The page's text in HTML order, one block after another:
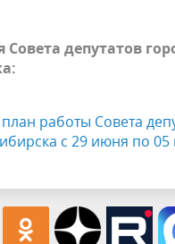
депутатов
работы Совета
с 29 июня по